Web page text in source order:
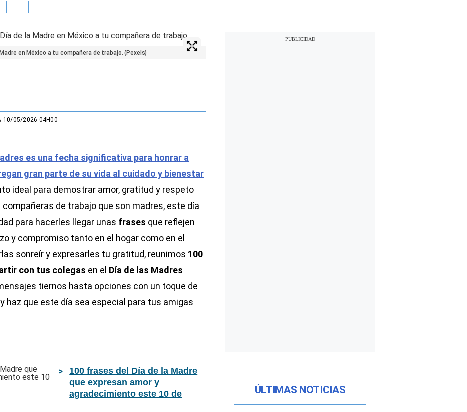
en México a tu compañera de trabajo. (Pexels)
10/05/2026 04H00
es una fecha significativa para honrar a
gran parte de su vida al cuidado y bienestar
ideal para demostrar amor, gratitud y respeto
de trabajo que son madres, este día
para hacerles llegar unas frases que reflejen
y compromiso tanto en el hogar como en el
sonreír y expresarles tu gratitud, reunimos 100
con tus colegas en el Día de las Madres
tiernos hasta opciones con un toque de
haz que este día sea especial para tus amigas
100 frases del Día de la Madre
que expresan amor y
agradecimiento este 10 de
ÚLTIMAS NOTICIAS